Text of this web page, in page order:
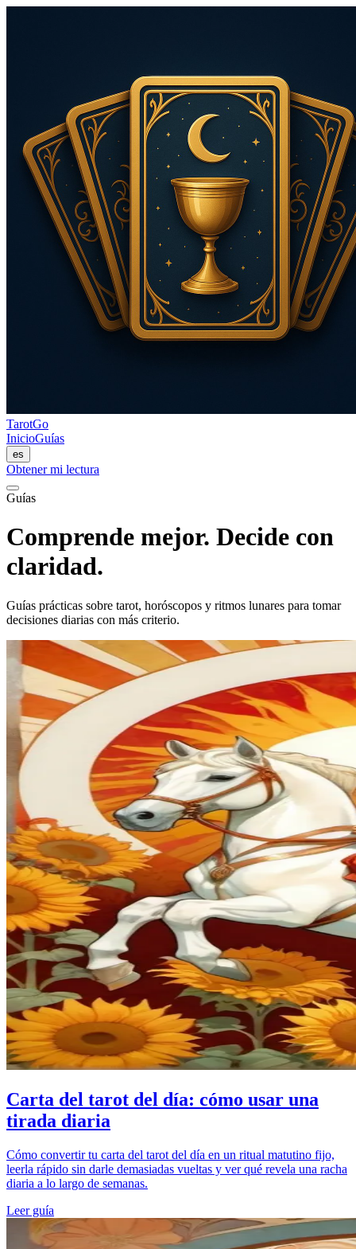
TarotGo
InicioGuías
es
Obtener mi lectura
Guías
Comprende mejor. Decide con
claridad.
Guías prácticas sobre tarot, horóscopos y ritmos lunares para tomar
decisiones diarias con más criterio.
Carta del tarot del día: cómo usar una
tirada diaria
Cómo convertir tu carta del tarot del día en un ritual matutino fijo,
leerla rápido sin darle demasiadas vueltas y ver qué revela una racha
diaria a lo largo de semanas.
Leer guía